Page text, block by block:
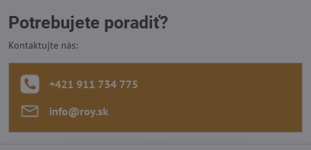
Potrebujete poradiť?
Kontaktujte nás:
+421 911 734 775
info​@roy​.sk